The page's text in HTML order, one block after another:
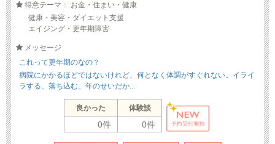
得意テーマ： お金・住まい・健康
健康・美容・ダイエット支援
エイジング・更年期障害
メッセージ
これって更年期のなの？
病院にかかるほどではないけれど、何となく体調がすぐれない。イライ
ラする、落ち込む。年のせいだか...
良かった 体験談
0件 0件